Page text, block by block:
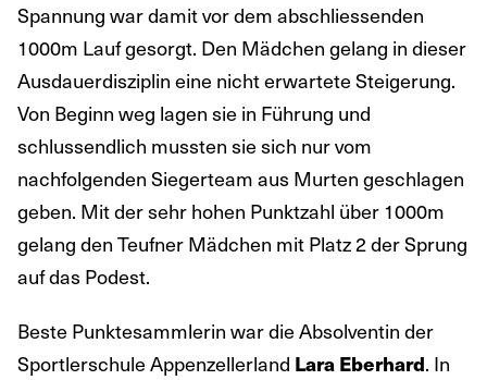
Spannung war damit vor dem abschliessenden
1000m Lauf gesorgt. Den Mädchen gelang in dieser
Ausdauerdisziplin eine nicht erwartete Steigerung.
Von Beginn weg lagen sie in Führung und
schlussendlich mussten sie sich nur vom
nachfolgenden Siegerteam aus Murten geschlagen
geben. Mit der sehr hohen Punktzahl über 1000m
gelang den Teufner Mädchen mit Platz 2 der Sprung
auf das Podest.
Beste Punktesammlerin war die Absolventin der
Sportlerschule Appenzellerland Lara Eberhard. In